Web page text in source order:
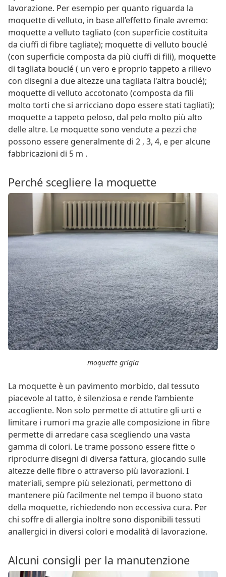
lavorazione. Per esempio per quanto riguarda la
moquette di velluto, in base all’effetto finale avremo:
moquette a velluto tagliato (con superficie costituita
da ciuffi di fibre tagliate); moquette di velluto bouclé
(con superficie composta da più ciuffi di fili), moquette
di tagliata bouclé ( un vero e proprio tappeto a rilievo
con disegni a due altezze una tagliata l'altra bouclé);
moquette di velluto accotonato (composta da fili
molto torti che si arricciano dopo essere stati tagliati);
moquette a tappeto peloso, dal pelo molto più alto
delle altre. Le moquette sono vendute a pezzi che
possono essere generalmente di 2 , 3, 4, e per alcune
fabbricazioni di 5 m .
Perché scegliere la moquette
moquette grigia
La moquette è un pavimento morbido, dal tessuto
piacevole al tatto, è silenziosa e rende l’ambiente
accogliente. Non solo permette di attutire gli urti e
limitare i rumori ma grazie alle composizione in fibre
permette di arredare casa scegliendo una vasta
gamma di colori. Le trame possono essere fitte o
riprodurre disegni di diversa fattura, giocando sulle
altezze delle fibre o attraverso più lavorazioni. I
materiali, sempre più selezionati, permettono di
mantenere più facilmente nel tempo il buono stato
della moquette, richiedendo non eccessiva cura. Per
chi soffre di allergia inoltre sono disponibili tessuti
anallergici in diversi colori e modalità di lavorazione.
Alcuni consigli per la manutenzione